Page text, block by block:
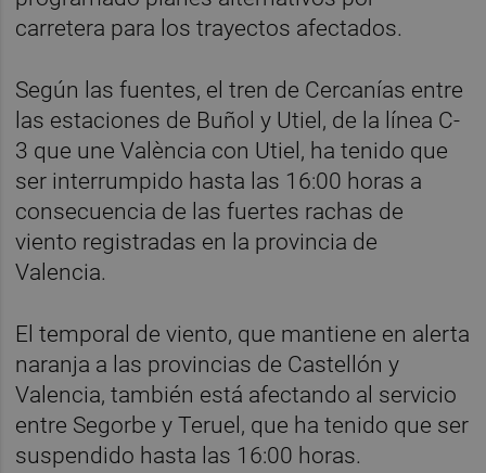
carretera para los trayectos afectados.
Según las fuentes, el tren de Cercanías entre
las estaciones de Buñol y Utiel, de la línea C-
3 que une València con Utiel, ha tenido que
ser interrumpido hasta las 16:00 horas a
consecuencia de las fuertes rachas de
viento registradas en la provincia de
Valencia.
El temporal de viento, que mantiene en alerta
naranja a las provincias de Castellón y
Valencia, también está afectando al servicio
entre Segorbe y Teruel, que ha tenido que ser
suspendido hasta las 16:00 horas.